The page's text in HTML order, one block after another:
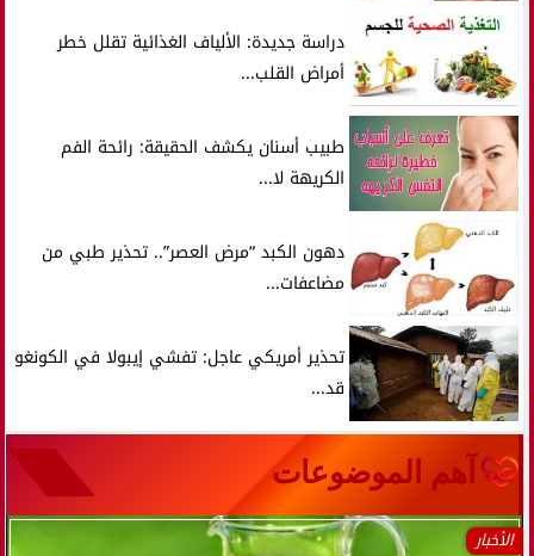
دراسة جديدة: الألياف الغذائية تقلل خطر
أمراض القلب...
طبيب أسنان يكشف الحقيقة: رائحة الفم
الكريهة لا...
دهون الكبد “مرض العصر”.. تحذير طبي من
مضاعفات...
تحذير أمريكي عاجل: تفشي إيبولا في الكونغو
قد...
آهم الموضوعات
الأخبار